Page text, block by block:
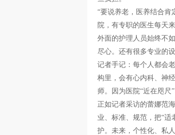
“要说养老，医养结合肯
院，有专职的医生每天
外面的护理人员始终不
尽心。还有很多专业的
记者手记：每个人都会
构里，会有心内科、神
师。因为医院“近在咫尺
正如记者采访的蕾娜范
业、标准、规范，把“
护。未来，个性化、私